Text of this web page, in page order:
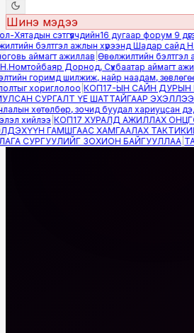
Шинэ мэдээ
сэтгүүлчдийн16 дугаар форум 9
бэлтгэл ажлын хүрээнд Шадар сайд
аймагт ажиллав|Өвөлжилтийн бэлтгэл
Дорнод, Сүхбаатар аймагт
горимд шилжиж, найр наадам,
хориглолоо|КОП17-ЫН САЙН ДУРЫН
СУРГАЛТ ҮЕ ШАТТАЙГААР ЭХЭЛЛЭЭ|
хөтөлбөр, зочид буудал хариуцсан
хийлээ|КОП17 ХУРАЛД АЖИЛЛАХ
ГАМШГААС ХАМГААЛАХ
СУРГУУЛИЙГ ЗОХИОН БАЙГУУЛЛАА|